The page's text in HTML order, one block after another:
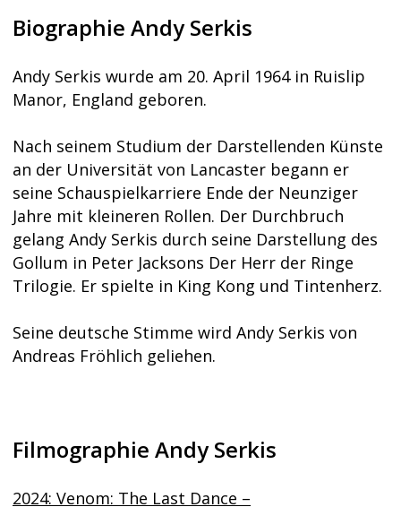
Biographie Andy Serkis
Andy Serkis wurde am 20. April 1964 in Ruislip
Manor, England geboren.
Nach seinem Studium der Darstellenden Künste
an der Universität von Lancaster begann er
seine Schauspielkarriere Ende der Neunziger
Jahre mit kleineren Rollen. Der Durchbruch
gelang Andy Serkis durch seine Darstellung des
Gollum in Peter Jacksons Der Herr der Ringe
Trilogie. Er spielte in King Kong und Tintenherz.
Seine deutsche Stimme wird Andy Serkis von
Andreas Fröhlich geliehen.
Filmographie Andy Serkis
2024: Venom: The Last Dance –